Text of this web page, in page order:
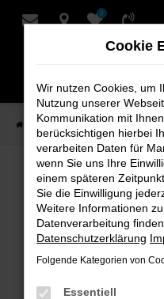
Zum
0
Startseite News Blog
Blog-
Cookie
Wir nutzen Cookies, um
Nutzung unserer
Kommunikation mit
berücksichtigen hierbei
verarbeiten Daten für
wenn Sie uns Ihre
einem späteren
Sie die Einwilligung
Weitere Informationen
Datenverarbeitung
Datenschutzerklärung
Folgende Kategorien von
Essentiell